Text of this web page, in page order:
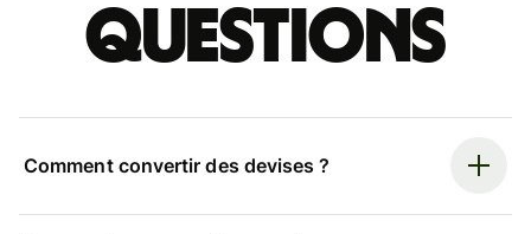
questions
Comment convertir des devises ?